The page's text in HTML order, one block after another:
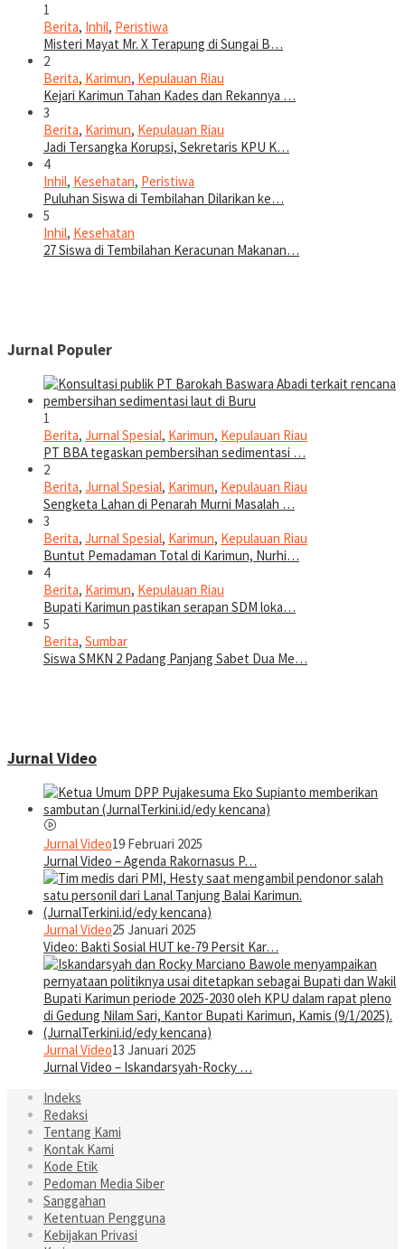
1
Berita, Inhil, Peristiwa
Misteri Mayat Mr. X Terapung di Sungai B…
2
Berita, Karimun, Kepulauan Riau
Kejari Karimun Tahan Kades dan Rekannya …
3
Berita, Karimun, Kepulauan Riau
Jadi Tersangka Korupsi, Sekretaris KPU K…
4
Inhil, Kesehatan, Peristiwa
Puluhan Siswa di Tembilahan Dilarikan ke…
5
Inhil, Kesehatan
27 Siswa di Tembilahan Keracunan Makanan…
Jurnal Populer
1
Berita, Jurnal Spesial, Karimun, Kepulauan Riau
PT BBA tegaskan pembersihan sedimentasi …
2
Berita, Jurnal Spesial, Karimun, Kepulauan Riau
Sengketa Lahan di Penarah Murni Masalah …
3
Berita, Jurnal Spesial, Karimun, Kepulauan Riau
Buntut Pemadaman Total di Karimun, Nurhi…
4
Berita, Karimun, Kepulauan Riau
Bupati Karimun pastikan serapan SDM loka…
5
Berita, Sumbar
Siswa SMKN 2 Padang Panjang Sabet Dua Me…
Jurnal Video
Jurnal Video19 Februari 2025
Jurnal Video – Agenda Rakornasus P…
Jurnal Video25 Januari 2025
Video: Bakti Sosial HUT ke-79 Persit Kar…
Jurnal Video13 Januari 2025
Jurnal Video – Iskandarsyah-Rocky …
Indeks
Redaksi
Tentang Kami
Kontak Kami
Kode Etik
Pedoman Media Siber
Sanggahan
Ketentuan Pengguna
Kebijakan Privasi